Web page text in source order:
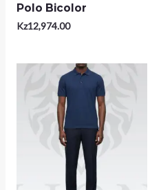
Polo Bicolor
Kz12,974.00